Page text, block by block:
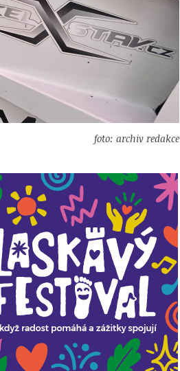
foto: archiv redakce